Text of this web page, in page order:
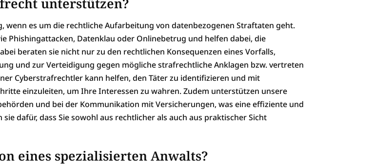
es um die rechtliche Aufarbeitung von datenbezogenen Straftaten geht.
Phishingattacken, Datenklau oder Onlinebetrug und helfen dabei, die
beraten sie nicht nur zu den rechtlichen Konsequenzen eines Vorfalls,
und zur Verteidigung gegen mögliche strafrechtliche Anklagen bzw. vertreten
Cyberstrafrechtler kann helfen, den Täter zu identifizieren und mit
einzuleiten, um Ihre Interessen zu wahren. Zudem unterstützen unsere
und bei der Kommunikation mit Versicherungen, was eine effiziente und
dafür, dass Sie sowohl aus rechtlicher als auch aus praktischer Sicht
eines spezialisierten Anwalts?